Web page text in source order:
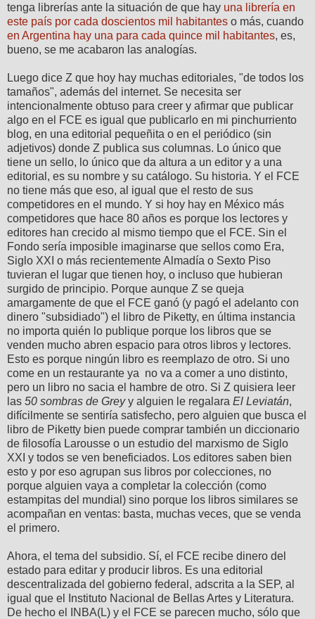
tenga librerías ante la situación de que hay una librería en
este país por cada doscientos mil habitantes o más, cuando
en Argentina hay una para cada quince mil habitantes, es,
bueno, se me acabaron las analogías.
Luego dice Z que hoy hay muchas editoriales, "de todos los
tamaños", además del internet. Se necesita ser
intencionalmente obtuso para creer y afirmar que publicar
algo en el FCE es igual que publicarlo en mi pinchurriento
blog, en una editorial pequeñita o en el periódico (sin
adjetivos) donde Z publica sus columnas. Lo único que
tiene un sello, lo único que da altura a un editor y a una
editorial, es su nombre y su catálogo. Su historia. Y el FCE
no tiene más que eso, al igual que el resto de sus
competidores en el mundo. Y si hoy hay en México más
competidores que hace 80 años es porque los lectores y
editores han crecido al mismo tiempo que el FCE. Sin el
Fondo sería imposible imaginarse que sellos como Era,
Siglo XXI o más recientemente Almadía o Sexto Piso
tuvieran el lugar que tienen hoy, o incluso que hubieran
surgido de principio. Porque aunque Z se queja
amargamente de que el FCE ganó (y pagó el adelanto con
dinero "subsidiado") el libro de Piketty, en última instancia
no importa quién lo publique porque los libros que se
venden mucho abren espacio para otros libros y lectores.
Esto es porque ningún libro es reemplazo de otro. Si uno
come en un restaurante ya no va a comer a uno distinto,
pero un libro no sacia el hambre de otro. Si Z quisiera leer
las 50 sombras de Greyy alguien le regalara El Leviatán,
difícilmente se sentiría satisfecho, pero alguien que busca el
libro de Piketty bien puede comprar también un diccionario
de filosofía Larousse o un estudio del marxismo de Siglo
XXI y todos se ven beneficiados. Los editores saben bien
esto y por eso agrupan sus libros por colecciones, no
porque alguien vaya a completar la colección (como
estampitas del mundial) sino porque los libros similares se
acompañan en ventas: basta, muchas veces, que se venda
el primero.
Ahora, el tema del subsidio. Sí, el FCE recibe dinero del
estado para editar y producir libros. Es una editorial
descentralizada del gobierno federal, adscrita a la SEP, al
igual que el Instituto Nacional de Bellas Artes y Literatura.
De hecho el INBA(L) y el FCE se parecen mucho, sólo que